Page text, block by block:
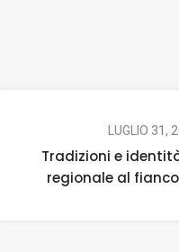
LUGLIO 31,
Tradizioni e
regionale al